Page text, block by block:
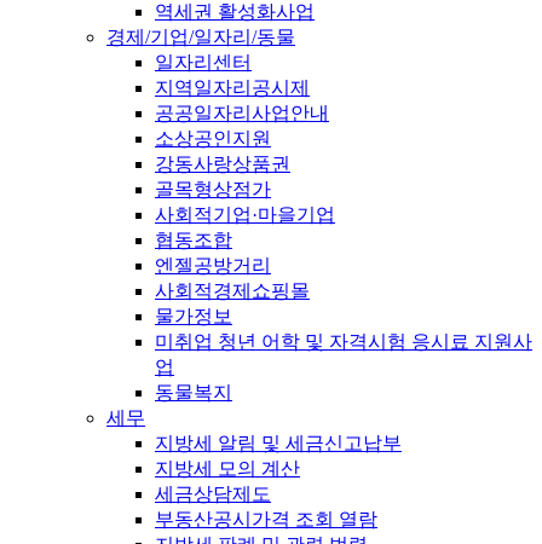
역세권 활성화사업
경제/기업/일자리/동물
일자리센터
지역일자리공시제
공공일자리사업안내
소상공인지원
강동사랑상품권
골목형상점가
사회적기업·마을기업
협동조합
엔젤공방거리
사회적경제쇼핑몰
물가정보
미취업 청년 어학 및 자격시험 응시료 지원사
업
동물복지
세무
지방세 알림 및 세금신고납부
지방세 모의 계산
세금상담제도
부동산공시가격 조회 열람